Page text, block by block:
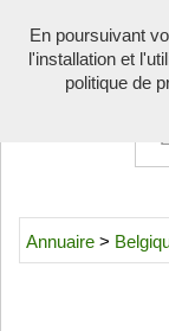
Annuaire >
En poursuivant
l'installation et
politique de